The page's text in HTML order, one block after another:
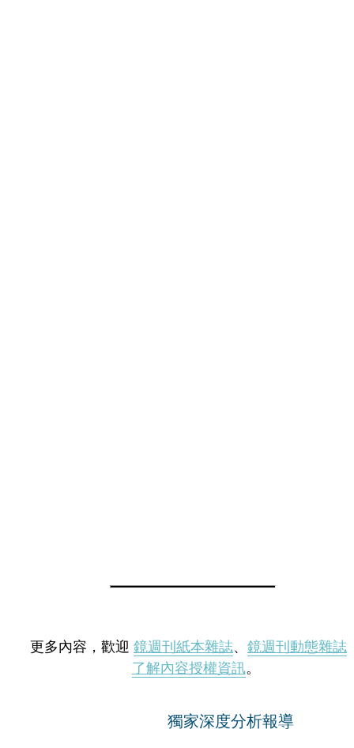
更多內容，歡迎 鏡週刊紙本雜誌、 鏡週刊動態雜誌
了解內容授權資訊。
獨家深度分析報導